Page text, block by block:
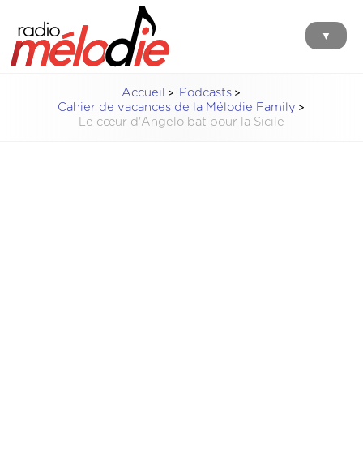
▼
Accueil
Podcasts
Cahier de vacances de la Mélodie Family
Le cœur d'Angelo bat pour la Sicile